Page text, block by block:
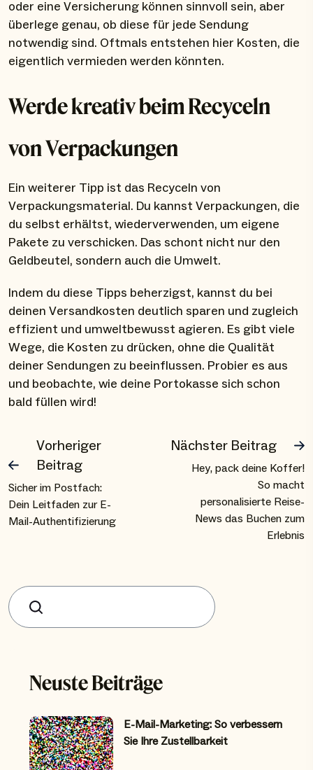
oder eine Versicherung können sinnvoll sein, aber
überlege genau, ob diese für jede Sendung
notwendig sind. Oftmals entstehen hier Kosten, die
eigentlich vermieden werden könnten.
Werde kreativ beim Recyceln
von Verpackungen
Ein weiterer Tipp ist das Recyceln von
Verpackungsmaterial. Du kannst Verpackungen, die
du selbst erhältst, wiederverwenden, um eigene
Pakete zu verschicken. Das schont nicht nur den
Geldbeutel, sondern auch die Umwelt.
Indem du diese Tipps beherzigst, kannst du bei
deinen Versandkosten deutlich sparen und zugleich
effizient und umweltbewusst agieren. Es gibt viele
Wege, die Kosten zu drücken, ohne die Qualität
deiner Sendungen zu beeinflussen. Probier es aus
und beobachte, wie deine Portokasse sich schon
bald füllen wird!
Vorheriger
Beitrag
Sicher im Postfach:
Dein Leitfaden zur E-
Mail-Authentifizierung
Nächster Beitrag
Hey, pack deine Koffer!
So macht
personalisierte Reise-
News das Buchen zum
Erlebnis
Suchen
Neuste Beiträge
E-Mail-Marketing: So verbessern
Sie Ihre Zustellbarkeit